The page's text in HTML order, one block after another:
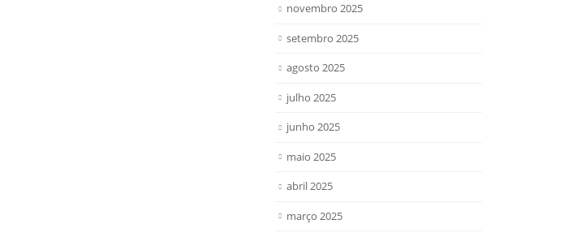
novembro 2025
setembro 2025
agosto 2025
julho 2025
junho 2025
maio 2025
abril 2025
março 2025